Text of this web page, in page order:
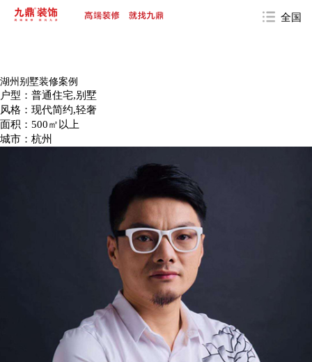
全国
湖州别墅装修案例
户型：普通住宅,别墅
风格：现代简约,轻奢
面积：500㎡以上
城市：杭州